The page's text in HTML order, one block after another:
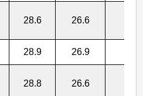
28.6 26.6
28.9 26.9
28.8 26.6